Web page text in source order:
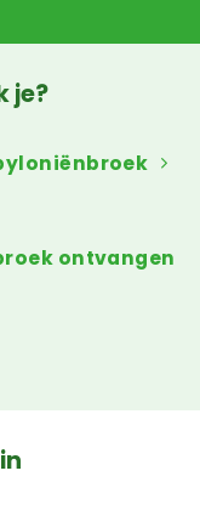
je?
ontvangen